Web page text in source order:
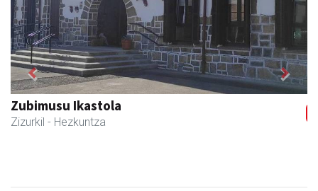
Zubimusu Ikastola
Zizurkil - Hezkuntza
Previous Next